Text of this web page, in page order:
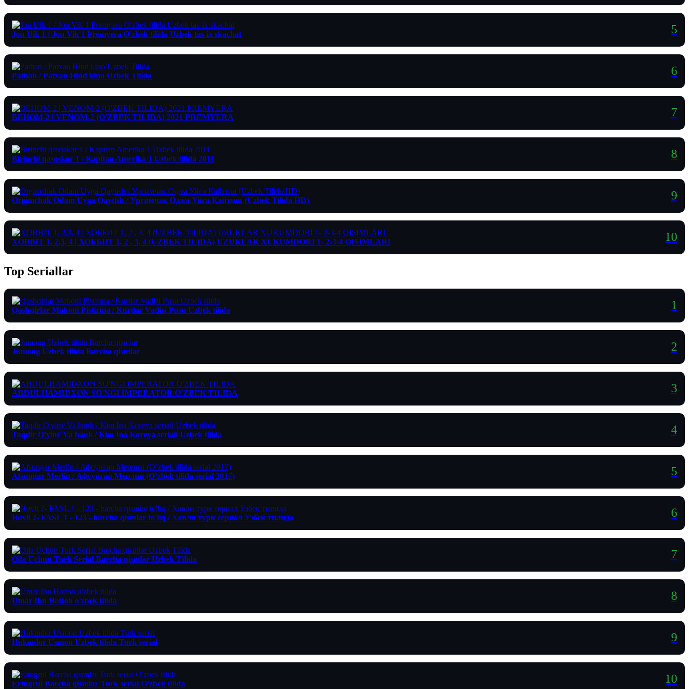
Jon Uik 1 / Jon Vik 1 Premyera O'zbek tilida Uzbek tas-ix skachat
Pathan / Patxan Hind kino Uzbek Tilida
ВЕНОМ-2 | VENOM-2 (O'ZBEK TILIDA) 2021 PREMYERA
Birinchi qasoskor 1 / Kapitan Amerika 1 Uzbek tilida 2011
Orgimchak Odam Uyga Qaytish / Ургимчак Одам Уйга Кайтиш (Uzbek Tilida HD)
XOBBIT 1, 2,3, 4 | ХОББИТ 1, 2 , 3, 4 (UZBEK TILIDA) UZUKLAR XUKUMDORI 1- 2-3-4 QISIMLARI
Top Seriallar
Qashqirlar Makoni Pistirma / Kurtlar Vadisi Pusu Uzbek tilida
Jumong Uzbek tilida Barcha qismlar
ABDULHAMIDXON SO'NGI IMPERATOR O'ZBEK TILIDA
Taqdir O'yini/ Va bank / Kim Ina Koreya seriali Uzbek tilida
Afsungar Merlin / Афсунгар Мерлин (O’zbek tilida serial 2017)
Hovli 2- FASL 1 - 123 - barcha qismlar to'liq / Ховли турк сериал Узбек тилида
Oila Uchun Turk Serial Barcha qismlar Uzbek Tilida
Umar Ibn Hattob o'zbek tilida
Hukmdor Usmon Uzbek tilida Turk serial
Ertugrul Barcha qismlar Turk serial O'zbek tilida